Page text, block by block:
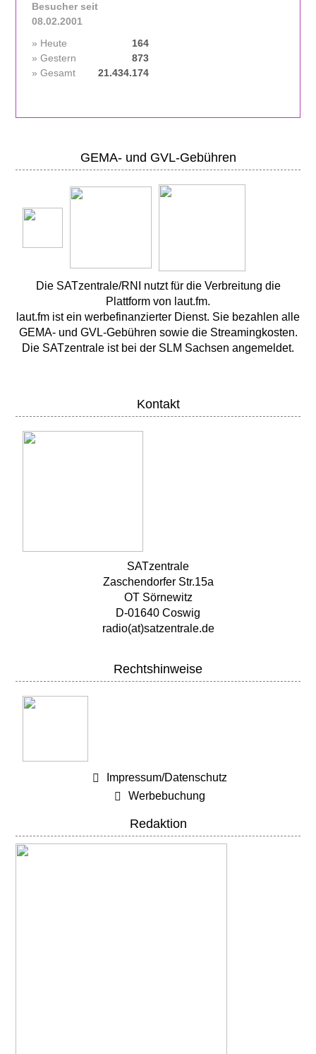
Besucher seit
08.02.2001
» Heute
164
» Gestern
873
» Gesamt
21.434.174
GEMA- und GVL-Gebühren
Die SATzentrale/RNI nutzt für die Verbreitung die
Plattform von laut.fm.
laut.fm ist ein werbefinanzierter Dienst. Sie bezahlen alle
GEMA- und GVL-Gebühren sowie die Streamingkosten.
Die SATzentrale ist bei der SLM Sachsen angemeldet.
Kontakt
SATzentrale
Zaschendorfer Str.15a
OT Sörnewitz
D-01640 Coswig
radio(at)satzentrale.de
Rechtshinweise
Impressum/Datenschutz
Werbebuchung
Redaktion